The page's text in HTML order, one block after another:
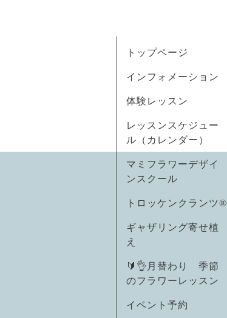
トップページ
インフォメーション
体験レッスン
レッスンスケジュー
ル（カレンダー）
マミフラワーデザイ
ンスクール
トロッケンクランツ®
ギャザリング寄せ植
え
🔰👌月替わり 季節
のフラワーレッスン
イベント予約